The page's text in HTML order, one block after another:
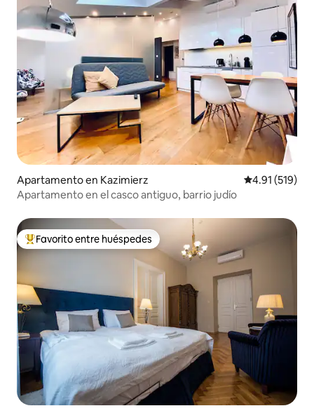
Apartamento en Kazimierz Calificación
4.91 (519)
Apartamento en el casco antiguo, barrio judío
Favorito entre huéspedes preferido
Favorito entre huéspedes